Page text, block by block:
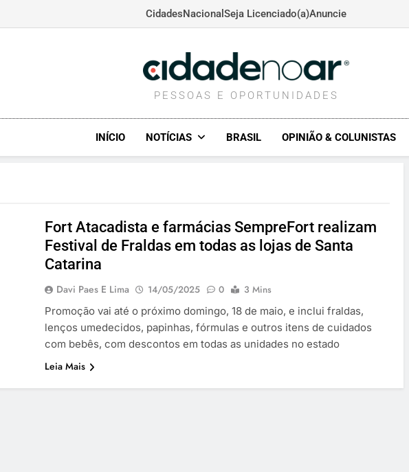
CidadesNacional Seja Licenciado(a)Anuncie
CIDADENOAR.COM
PESSOAS E OPORTUNIDADES
INÍCIO NOTÍCIAS BRASIL OPINIÃO & COLUNISTAS
Fort Atacadista e farmácias SempreFort realizam
Festival de Fraldas em todas as lojas de Santa
Catarina
Davi Paes E Lima 14/05/2025 0
3 Mins
Promoção vai até o próximo domingo, 18 de maio, e inclui fraldas,
lenços umedecidos, papinhas, fórmulas e outros itens de cuidados
com bebês, com descontos em todas as unidades no estado
Leia Mais